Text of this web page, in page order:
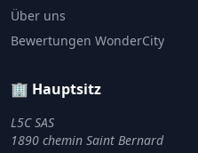
Über uns
Bewertungen WonderCity
🏢 Hauptsitz
L5C SAS
1890 chemin Saint Bernard